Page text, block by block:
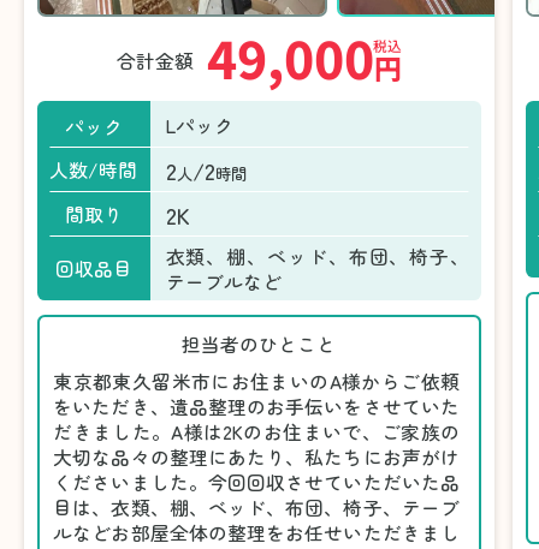
合計金額 49,000円
税込
パック
Lパック
人数/時間
2人/2時間
間取り 2K
回収品目
衣類、棚、ベッド、布団、椅子、
テーブルなど
担当者のひとこと
東京都東久留米市にお住まいのA様からご依頼
をいただき、遺品整理のお手伝いをさせていた
だきました。A様は2Kのお住まいで、ご家族の
大切な品々の整理にあたり、私たちにお声がけ
くださいました。今回回収させていただいた品
目は、衣類、棚、ベッド、布団、椅子、テーブ
ルなどお部屋全体の整理をお任せいただきまし